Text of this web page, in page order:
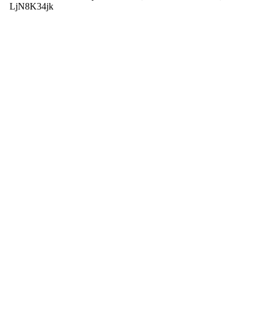
LjN8K34jk